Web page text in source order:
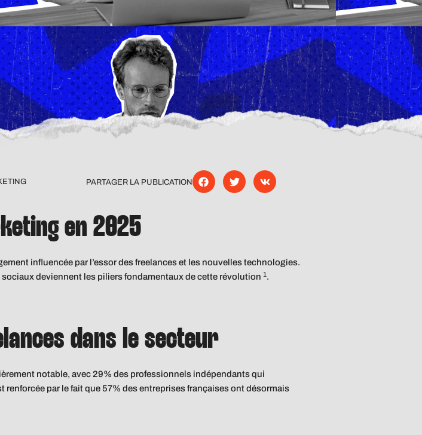
PARTAGER LA PUBLICATION
en 2025
influencée par l’essor des freelances et les nouvelles technologies.
deviennent les piliers fondamentaux de cette révolution 1.
dans le secteur
notable, avec 29% des professionnels indépendants qui
renforcée par le fait que 57% des entreprises françaises ont désormais